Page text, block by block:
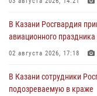
В Казани Росгвардия
авиационного
02 августа 2026, 17:18
В Казани сотрудники
подозреваемую в краже